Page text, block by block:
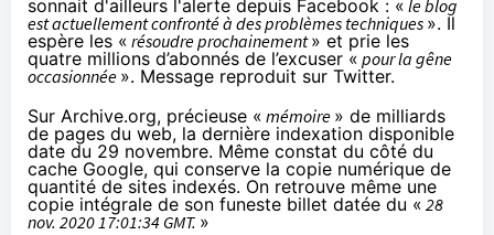
sonnait d'ailleurs l'alerte depuis Facebook : « le blog
est actuellement confronté à des problèmes techniques ». Il
espère les « résoudre prochainement» et prie les
quatre millions d’abonnés de l’excuser « pour la gêne
occasionnée ». Message reproduit sur Twitter.
Sur Archive.org, précieuse « mémoire » de milliards
de pages du web, la dernière indexation disponible
date du 29 novembre. Même constat du côté du
cache Google, qui conserve la copie numérique de
quantité de sites indexés. On retrouve même une
copie intégrale de son funeste billet datée du « 28
nov. 2020 17:01:34 GMT. »